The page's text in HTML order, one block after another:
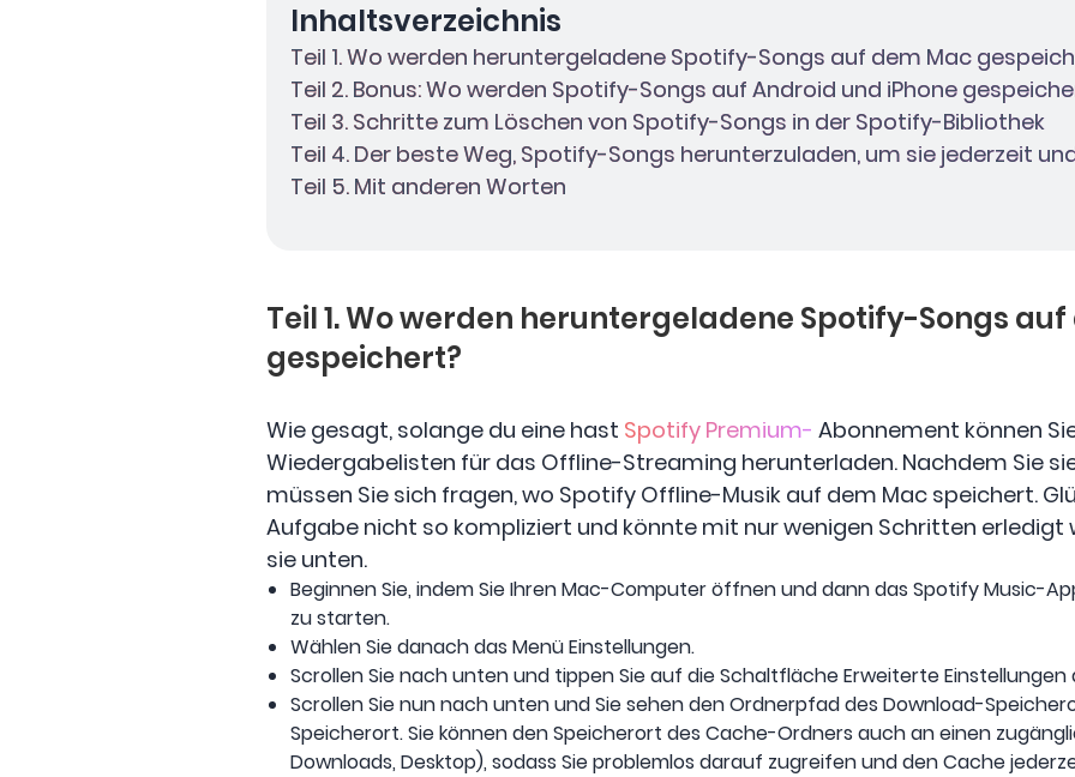
Inhaltsverzeichnis
Teil 1. Wo werden heruntergeladene Spotify-Songs auf dem Mac
Teil 2. Bonus: Wo werden Spotify-Songs auf Android und iPhone
Teil 3. Schritte zum Löschen von Spotify-Songs in der Spotify-Bibliothek
Teil 4. Der beste Weg, Spotify-Songs herunterzuladen, um sie jederzeit
Teil 5. Mit anderen Worten
Teil 1. Wo werden heruntergeladene Spotify-Songs
gespeichert?
Wie gesagt, solange du eine hast Spotify Premium- Abonnement können
Wiedergabelisten für das Offline-Streaming herunterladen. Nachdem Sie
müssen Sie sich fragen, wo Spotify Offline-Musik auf dem Mac speichert.
Aufgabe nicht so kompliziert und könnte mit nur wenigen Schritten erledigt
sie unten.
Beginnen Sie, indem Sie Ihren Mac-Computer öffnen und dann das Spotify Music-
zu starten.
Wählen Sie danach das Menü Einstellungen.
Scrollen Sie nach unten und tippen Sie auf die Schaltfläche Erweiterte Einstellungen
Scrollen Sie nun nach unten und Sie sehen den Ordnerpfad des Download-
Speicherort. Sie können den Speicherort des Cache-Ordners auch an einen
Downloads, Desktop), sodass Sie problemlos darauf zugreifen und den Cache